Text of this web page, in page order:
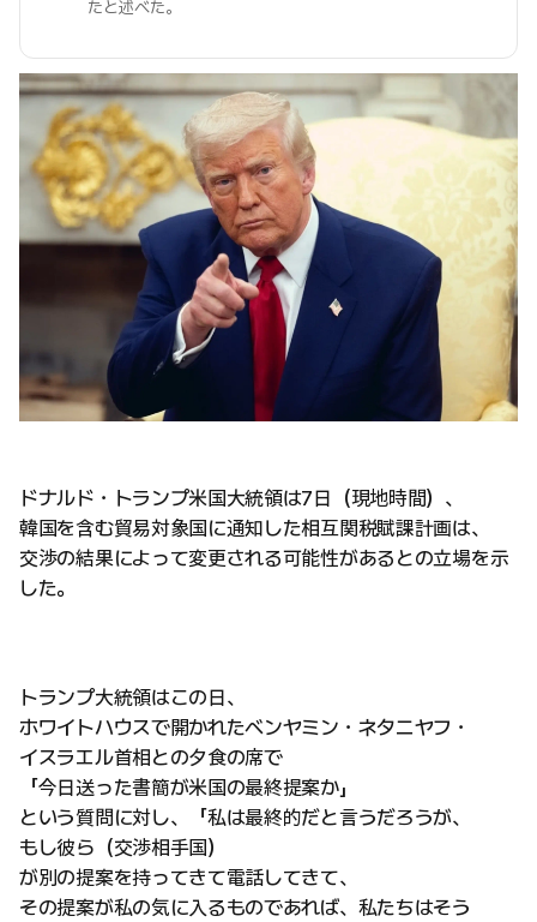
たと述べた。
ドナルド・トランプ米国大統領は7日（現地時間）、
韓国を含む貿易対象国に通知した相互関税賦課計画は、
交渉の結果によって変更される可能性があるとの立場を示
した。
トランプ大統領はこの日、
ホワイトハウスで開かれたベンヤミン・ネタニヤフ・
イスラエル首相との夕食の席で
「今日送った書簡が米国の最終提案か」
という質問に対し、「私は最終的だと言うだろうが、
もし彼ら（交渉相手国）
が別の提案を持ってきて電話してきて、
その提案が私の気に入るものであれば、私たちはそう